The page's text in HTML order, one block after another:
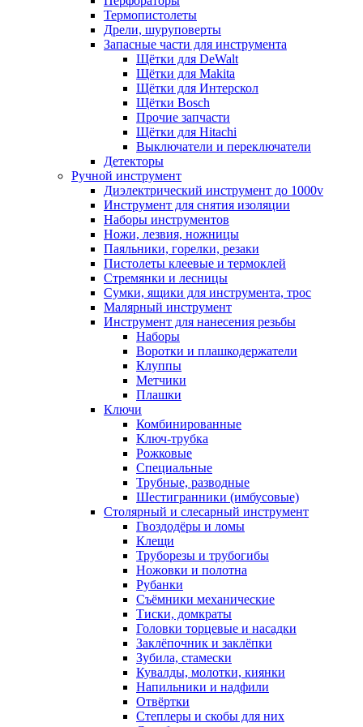
Термопистолеты
Дрели, шуруповерты
Запасные части для инструмента
Щётки для DeWalt
Щётки для Makita
Щётки для Интерскол
Щётки Bosch
Прочие запчасти
Щётки для Hitachi
Выключатели и переключатели
Детекторы
Ручной инструмент
Диэлектрический инструмент до 1000v
Инструмент для снятия изоляции
Наборы инструментов
Ножи, лезвия, ножницы
Паяльники, горелки, резаки
Пистолеты клеевые и термоклей
Стремянки и лесницы
Сумки, ящики для инструмента, трос
Малярный инструмент
Инструмент для нанесения резьбы
Наборы
Воротки и плашкодержатели
Клуппы
Метчики
Плашки
Ключи
Комбинированные
Ключ-трубка
Рожковые
Специальные
Трубные, разводные
Шестигранники (имбусовые)
Столярный и слесарный инструмент
Гвоздодёры и ломы
Клещи
Труборезы и трубогибы
Ножовки и полотна
Рубанки
Съёмники механические
Тиски, домкраты
Головки торцевые и насадки
Заклёпочник и заклёпки
Зубила, стамески
Кувалды, молотки, киянки
Напильники и надфили
Отвёртки
Степлеры и скобы для них